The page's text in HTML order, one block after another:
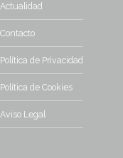
Actualidad
Contacto
Política de Privacidad
Política de Cookies
Aviso Legal